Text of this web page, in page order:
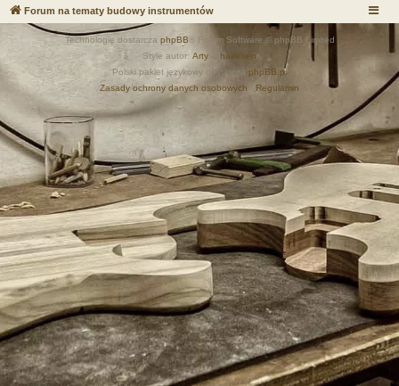
Forum na tematy budowy instrumentów
Technologię dostarcza phpBB ® Forum Software © phpBB Limited
Style autor: Arty
halilesen
Polski pakiet językowy dostarcza phpBB.pl
Zasady ochrony danych osobowych
Regulamin